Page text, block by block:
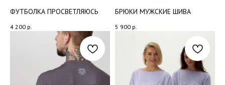
ФУТБОЛКА ПРОСВЕТЛЯЮСЬ
4 200 р.
БРЮКИ МУЖСКИЕ ШИВА
5 900 р.